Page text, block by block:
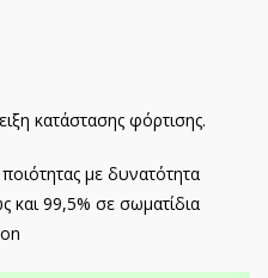
κατάστασης φόρτισης.
με δυνατότητα
99,5% σε σωματίδια